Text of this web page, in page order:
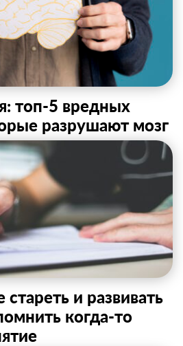
топ-5 вредных
разрушают мозг
и развивать
когда-то